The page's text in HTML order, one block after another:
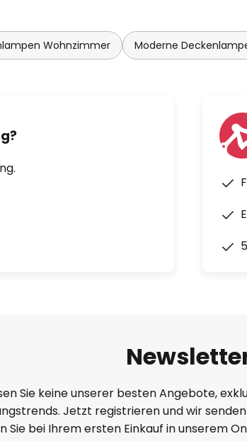
Wohnzimmer Moderne
Sie keine unserer besten Angebote,
Jetzt registrieren und wir
Sie bei Ihrem ersten Einkauf in unserem